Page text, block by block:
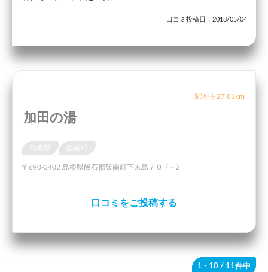
口コミ投稿日：2018/05/04
駅から27.81km
加田の湯
飯南町
〒690-3402 島根県飯石郡飯南町下来島７０７−２
口コミをご投稿する
1 - 10 / 11件中